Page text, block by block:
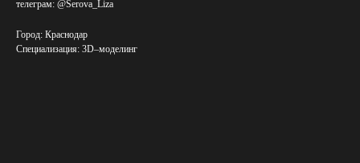
телеграм: @Serova_Liza
Город: Краснодар
Специализация: 3D–​моделинг